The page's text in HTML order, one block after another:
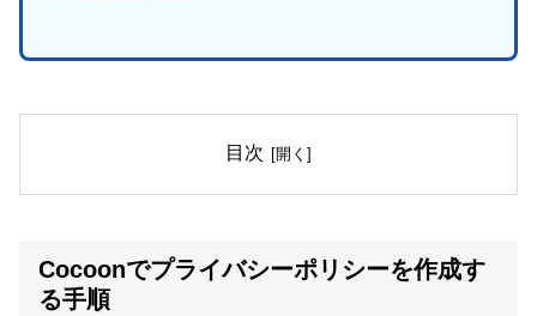
目次
Cocoonでプライバシーポリシーを作成す
る手順